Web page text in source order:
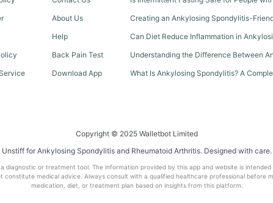
About Us
Help
Back Pain Test
Download App
Creating an Ankylosing Spondylitis-
Can Diet Reduce Inflammation in
Understanding the Difference Between
What Is Ankylosing Spondylitis? A
Copyright © 2025 Walletbot Limited
Unstiff for Ankylosing Spondylitis and Rheumatoid Arthritis. Designed with care.
diagnostic or treatment tool. The information provided by this app and website is
constitute medical advice. Always consult with a qualified healthcare professional before
medication, diet, or treatment plan based on insights from this platform.